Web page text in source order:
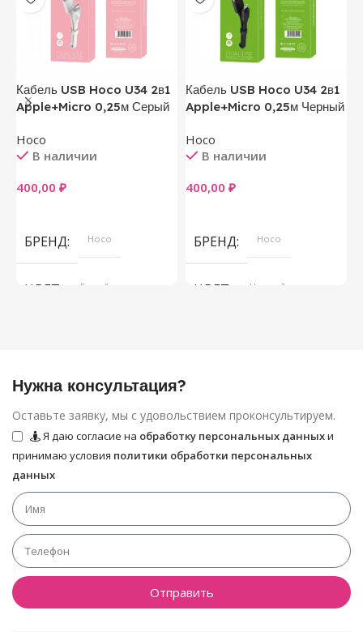
Кабель USB Hoco U34 2в1
Apple+Micro 0,25м Серый
Hoco
В наличии
400,00 ₽
БРЕНД Hoco
ЦВЕТ Белый
Кабель USB Hoco U34 2в1
Apple+Micro 0,25м Черный
Hoco
В наличии
400,00 ₽
БРЕНД Hoco
ЦВЕТ Черный
Нужна консультация?
Оставьте заявку, мы с удовольствием проконсультируем.
Я даю согласие на обработку персональных данныхи
принимаю условия политики обработки персональных
данных
Отправить